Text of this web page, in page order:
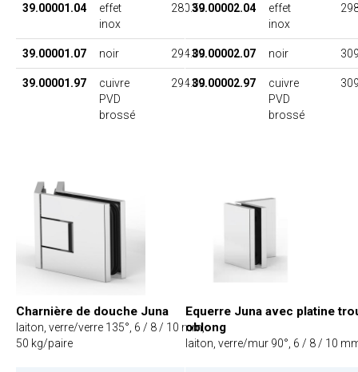
39.00001.04
effet
inox
280.50
39.00001.07 noir 294.00
39.00001.97
cuivre
PVD
brossé
294.00
39.00002.04
effet
inox
39.00002.07 noir
39.00002.97
cuivre
PVD
brossé
Charnière de douche Juna
laiton, verre/verre 135°, 6 / 8 / 10 mm,
50 kg/paire
Equerre Juna avec platine
oblong
laiton, verre/mur 90°, 6 / 8 / 10